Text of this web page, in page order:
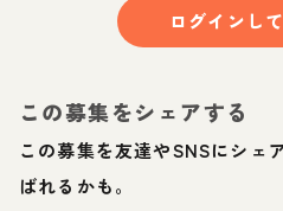
ログインし
この募集をシェアする
この募集を友達やSNSにシェ
ばれるかも。